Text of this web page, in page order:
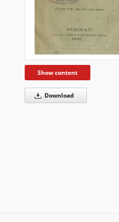
Show content
Download